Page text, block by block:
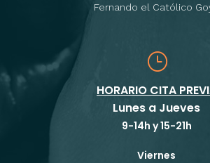
Fernando el Católico
}
HORARIO CITA
Lunes a Jueves
9-14h y 15-21h
Viernes